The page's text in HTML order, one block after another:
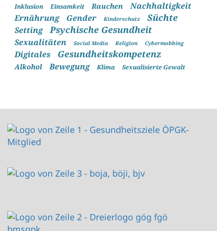
Inklusion Einsamkeit Rauchen
Nachhaltigkeit
Ernährung
Gender Kinderschutz Süchte
Setting Psychische Gesundheit
Sexualitäten Social Media Religion Cybermobbing
Digitales Gesundheitskompetenz
Alkohol Bewegung Klima Sexualisierte Gewalt